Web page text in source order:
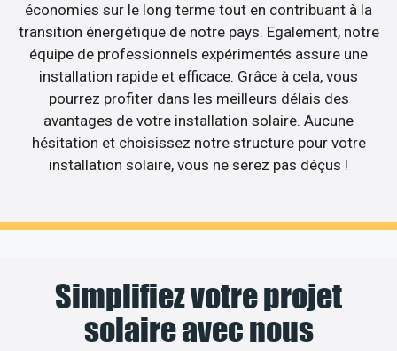
économies sur le long terme tout en contribuant à la
transition énergétique de notre pays. Egalement, notre
équipe de professionnels expérimentés assure une
installation rapide et efficace. Grâce à cela, vous
pourrez profiter dans les meilleurs délais des
avantages de votre installation solaire. Aucune
hésitation et choisissez notre structure pour votre
installation solaire, vous ne serez pas déçus !
Simplifiez votre projet
solaire avec nous